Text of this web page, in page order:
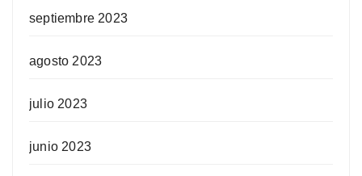
septiembre 2023
agosto 2023
julio 2023
junio 2023